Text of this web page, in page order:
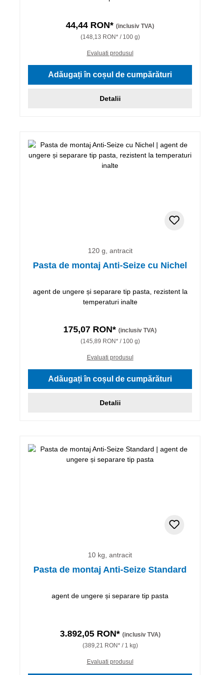
44,44 RON* (inclusiv TVA)
(148,13 RON* / 100 g)
Evaluati produsul
Adăugați în coșul de cumpărături
Detalii
120 g, antracit
Pasta de montaj Anti-Seize cu Nichel
agent de ungere și separare tip pasta, rezistent la
temperaturi inalte
175,07 RON* (inclusiv TVA)
(145,89 RON* / 100 g)
Evaluati produsul
Adăugați în coșul de cumpărături
Detalii
10 kg, antracit
Pasta de montaj Anti-Seize Standard
agent de ungere și separare tip pasta
3.892,05 RON* (inclusiv TVA)
(389,21 RON* / 1 kg)
Evaluati produsul